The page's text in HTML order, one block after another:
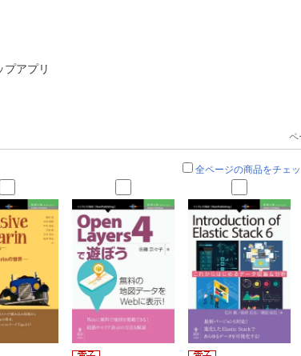
アプリ
ペ
全ページの商品をチェ